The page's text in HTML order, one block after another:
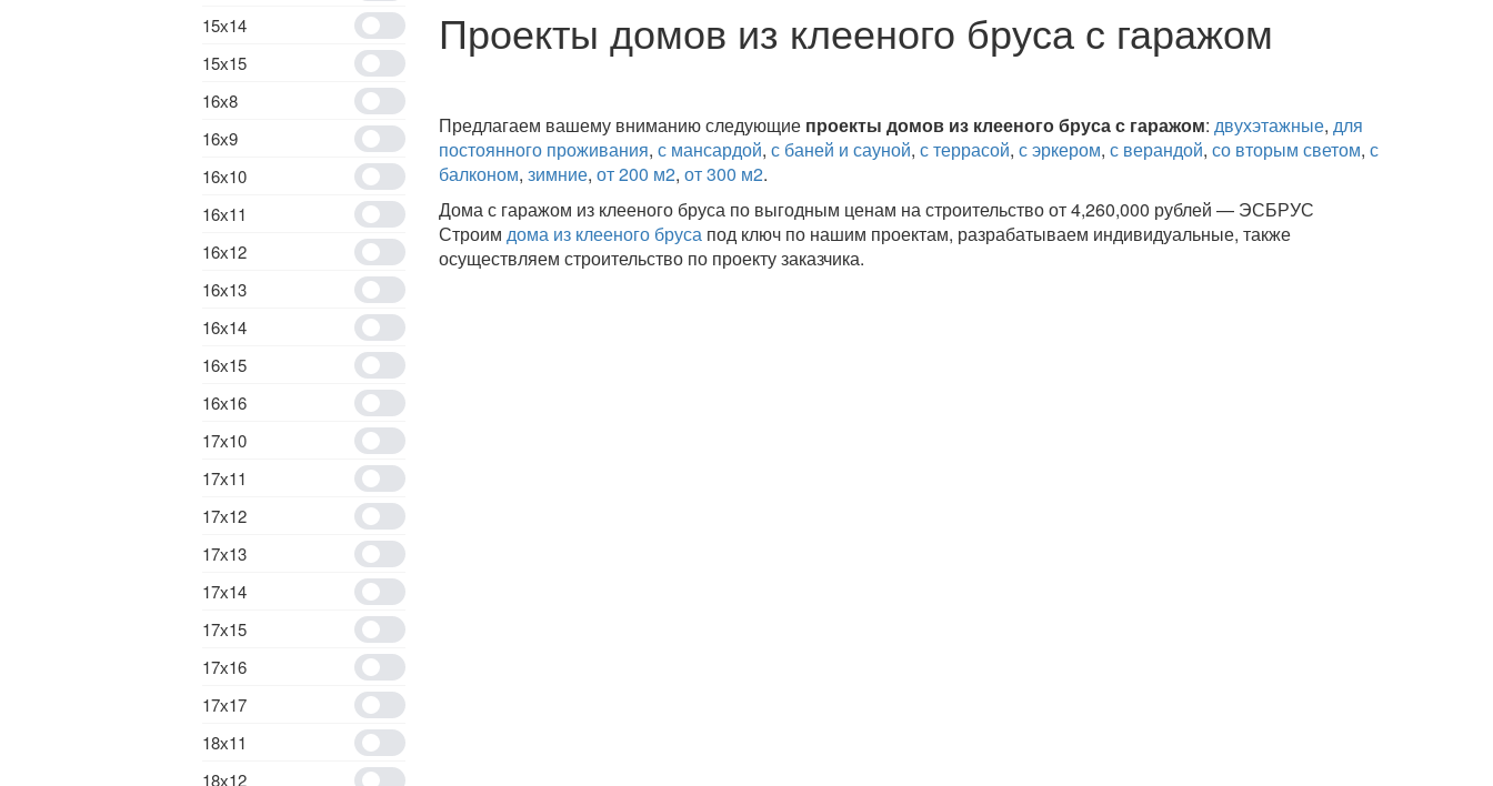
15х14
15х15
16х8
16х9
16х10
16х11
16х12
16х13
16х14
16х15
16х16
17х10
17х11
17х12
17х13
17х14
17х15
17х16
17х17
18х11
18х12
Проекты домов из клееного бруса с гаражом
Предлагаем вашему вниманию следующие проекты домов из клееного бруса с гаражом: двухэтажные, для
постоянного проживания, с мансардой, с баней и сауной, с террасой, с эркером, с верандой, со вторым светом, с
балконом, зимние, от 200 м2, от 300 м2.
Дома с гаражом из клееного бруса по выгодным ценам на строительство от 4,260,000 рублей — ЭСБРУС
Строим дома из клееного брусапод ключ по нашим проектам, разрабатываем индивидуальные, также
осуществляем строительство по проекту заказчика.